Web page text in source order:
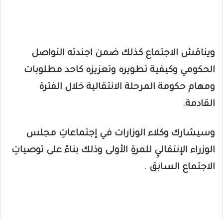
ويناقش الاجتماع كذلك ضمن اجندته التواصل
الحكومي وكيفية تطويره وتعزيزه كاحد مطلوبات
ومهام حكومة المرحلة الانتقالية خلال الفترة
القادمة.
وسيشارك وكلاء الوزارات في إجتماعاتِ مجلس
الوزراء الإنتقاليِ للمرةِ الأولى وذلك بناءً على توصياتِ
الاجتماع السابق .